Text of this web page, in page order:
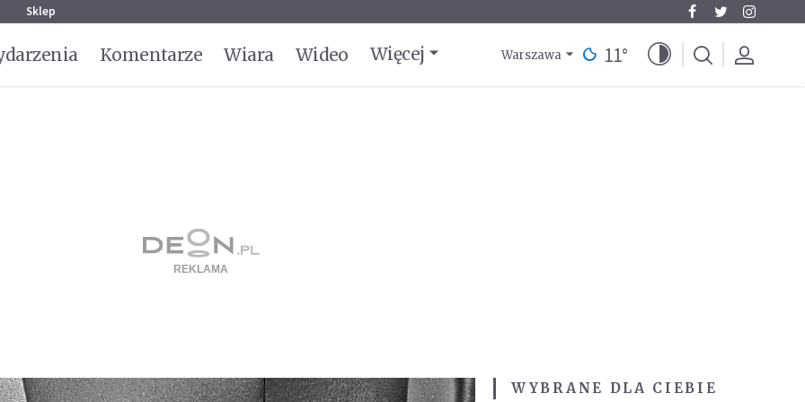
Sklep
Komentarze Wiara Wideo Więcej Warszawa 11°
WYBRANE DLA CIEBIE